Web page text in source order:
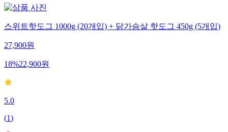
스위트핫도그 1000g (20개입) + 닭가슴살 핫도그 450g (5개입)
27,900원
18%22,900원
5.0
(1)